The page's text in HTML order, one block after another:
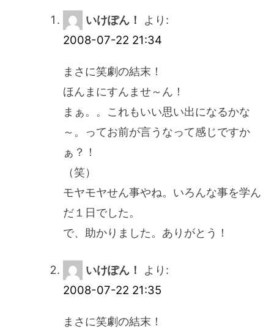
いけぽん！
より:
2008-07-22 21:34
まさに笑劇の結末！
ほんまにすんませ～ん！
まぁ。。これもいい思い出になるかな
～。ってお前が言うなって感じですか
ぁ？！
（笑）
モヤモヤせん事やね。いろんな事を学ん
だ１日でした。
で、助かりました。ありがとう！
いけぽん！
より:
2008-07-22 21:35
まさに笑劇の結末！